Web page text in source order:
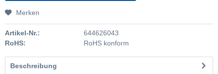
Merken
Artikel-Nr.:
644626043
RoHS:
RoHS konform
Beschreibung